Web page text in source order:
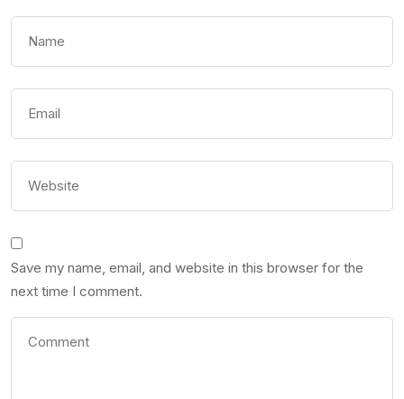
Save my name, email, and website in this browser for the
next time I comment.